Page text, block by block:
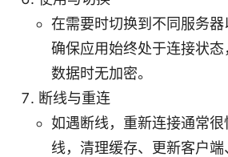
在需要时切换到不同服务器
确保应用始终处于连接状
数据时无加密。
断线与重连
如遇断线，重新连接通常
线，清理缓存、更新客户